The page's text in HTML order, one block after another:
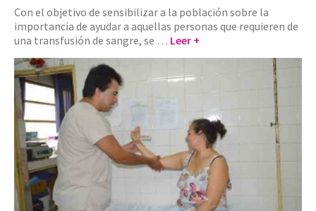
Con el objetivo de sensibilizar a la población sobre la
importancia de ayudar a aquellas personas que requieren de
una transfusión de sangre, se … Leer +